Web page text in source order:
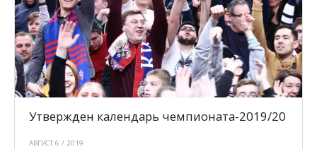
Утвержден календарь чемпионата-2019/20
АВГУСТ 6 / 2019